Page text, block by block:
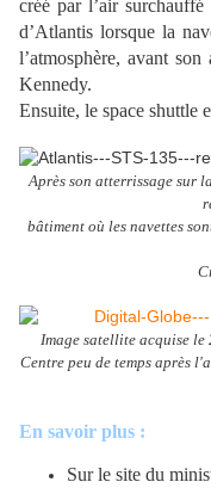
créé par l’air
d’Atlantis lorsque la
l’atmosphère, avant
Kennedy.
Ensuite, le space shuttle
Après son atterrissage sur
bâtiment où les navettes
Image satellite acquise le
Centre peu de temps après
En savoir plus :
Sur le site du